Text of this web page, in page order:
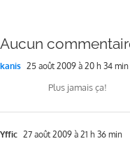
Aucun
kanis 25 août 2009 à 20 h 34 min
Plus jamais ça!
Yffic 27 août 2009 à 21 h 36 min